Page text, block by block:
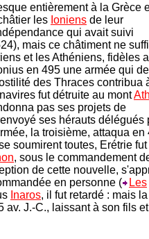
entièrement à la Grèce
les Ioniens de leur
qui avait suivi
mais ce châtiment ne
et les Athéniens, fidèles
en 495 une armée qui
des Thraces contribua
fut détruite au mont
pas ses projets de
ses hérauts délégués
la troisième, attaqua en
soumirent toutes, Erétrie fut
, sous le commandement
de cette nouvelle,
en personne (
Les
Inaros, il fut retardé : mais
av. J.-C., laissant à son fils et